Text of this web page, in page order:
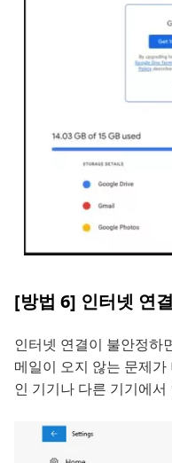
[방법 6] 인터넷 연
인터넷 연결이 불안정하
메일이 오지 않는 문제
인 기기나 다른 기기에